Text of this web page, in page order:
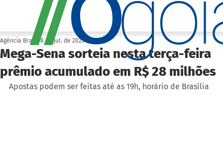
Mega-Sena sorteia nesta terça-feira
prêmio acumulado em R$ 28 milhões
Agência Brasil 8 de jul. de 2025
Apostas podem ser feitas até as 19h, horário de Brasília